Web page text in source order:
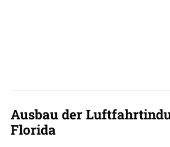
Ausbau der
Florida